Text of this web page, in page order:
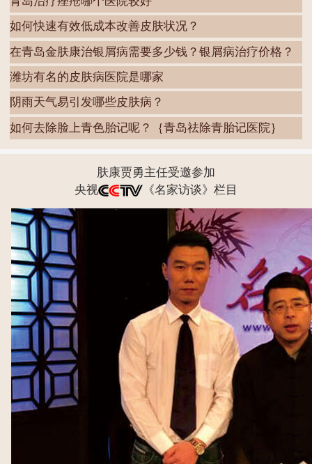
如何快速有效低成本改善皮肤状况？
在青岛金肤康治银屑病需要多少钱？银屑病治疗价格？
潍坊有名的皮肤病医院是哪家
阴雨天气易引发哪些皮肤病？
如何去除脸上青色胎记呢？｛青岛祛除青胎记医院｝
肤康贾勇主任受邀参加
央视
《名家访谈》栏目